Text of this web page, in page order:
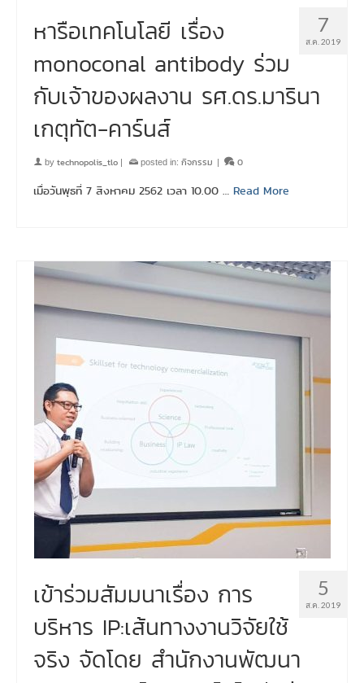
7
ส.ค. 2019
หารือเทคโนโลยี เรื่อง
monoconal antibody ร่วม
กับเจ้าของผลงาน รศ.ดร.มารินา
เกตุทัต-คาร์นส์
by technopolis_tlo | posted in: กิจกรรม | 0
เมื่อวันพุธที่ 7 สิงหาคม 2562 เวลา 10.00 … Read More
5
ส.ค. 2019
เข้าร่วมสัมมนาเรื่อง การ
บริหาร IP:เส้นทางงานวิจัยใช้
จริง จัดโดย สำนักงานพัฒนา